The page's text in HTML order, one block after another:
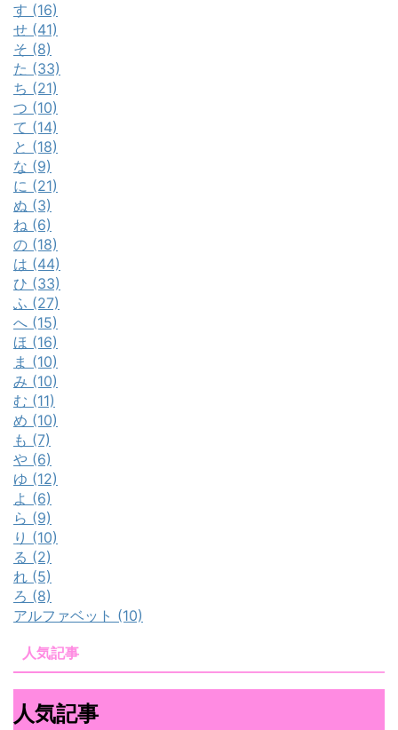
す (16)
せ (41)
そ (8)
た (33)
ち (21)
つ (10)
て (14)
と (18)
な (9)
に (21)
ぬ (3)
ね (6)
の (18)
は (44)
ひ (33)
ふ (27)
へ (15)
ほ (16)
ま (10)
み (10)
む (11)
め (10)
も (7)
や (6)
ゆ (12)
よ (6)
ら (9)
り (10)
る (2)
れ (5)
ろ (8)
アルファベット (10)
人気記事
人気記事